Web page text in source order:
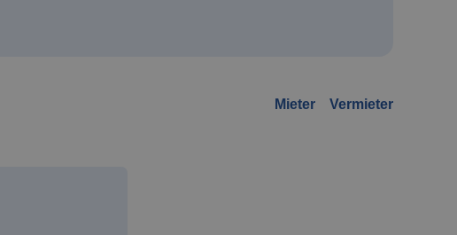
Mieter Vermieter